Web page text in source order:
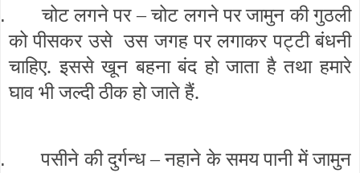
चोट लगने पर – चोट लगने पर जामुन की गुठली
को पीसकर उसे उस जगह पर लगाकर पट्टी बंधनी
चाहिए. इससे खून बहना बंद हो जाता है तथा हमारे
घाव भी जल्दी ठीक हो जाते हैं.
पसीने की दुर्गन्ध – नहाने के समय पानी में जामुन